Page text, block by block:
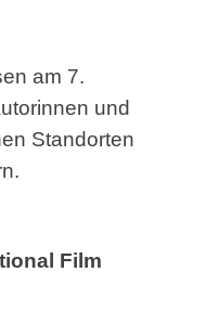
am 7.
und
Standorten
Film